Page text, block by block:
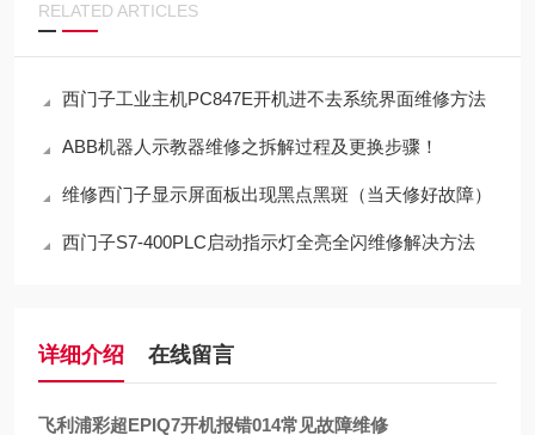
RELATED ARTICLES
西门子工业主机PC847E开机进不去系统界面维修方法
ABB机器人示教器维修之拆解过程及更换步骤！
维修西门子显示屏面板出现黑点黑斑（当天修好故障）
西门子S7-400PLC启动指示灯全亮全闪维修解决方法
详细介绍 在线留言
飞利浦彩超EPIQ7开机报错014常见故障维修